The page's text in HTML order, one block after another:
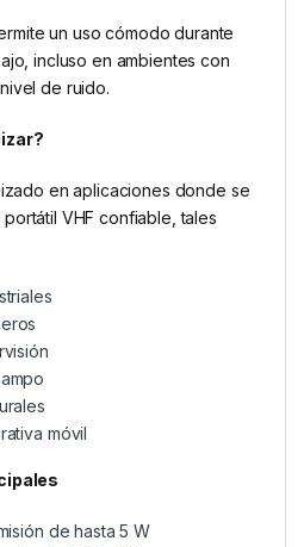
un uso cómodo durante
incluso en ambientes con
de ruido.
en aplicaciones donde se
VHF confiable, tales
móvil
de hasta 5 W